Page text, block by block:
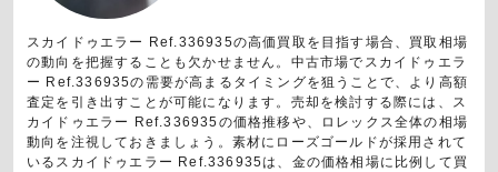
スカイドゥエラー Ref.336935の高価買取を目指す場合、買取相場
の動向を把握することも欠かせません。中古市場でスカイドゥエラ
ー Ref.336935の需要が高まるタイミングを狙うことで、より高額
査定を引き出すことが可能になります。売却を検討する際には、ス
カイドゥエラー Ref.336935の価格推移や、ロレックス全体の相場
動向を注視しておきましょう。素材にローズゴールドが採用されて
いるスカイドゥエラー Ref.336935は、金の価格相場に比例して買